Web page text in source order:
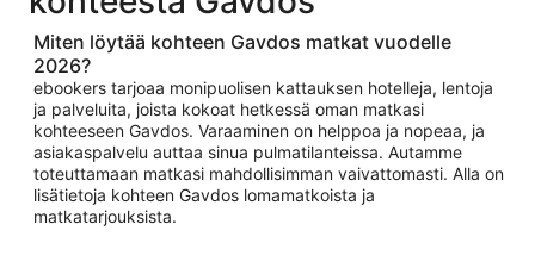
Miten löytää kohteen Gavdos matkat vuodelle
2026?
ebookers tarjoaa monipuolisen kattauksen hotelleja, lentoja
ja palveluita, joista kokoat hetkessä oman matkasi
kohteeseen Gavdos. Varaaminen on helppoa ja nopeaa, ja
asiakaspalvelu auttaa sinua pulmatilanteissa. Autamme
toteuttamaan matkasi mahdollisimman vaivattomasti. Alla on
lisätietoja kohteen Gavdos lomamatkoista ja
matkatarjouksista.